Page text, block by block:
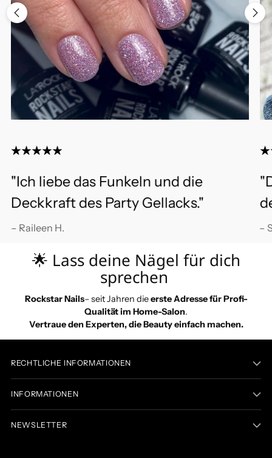
"Ich liebe das Funkeln und die
Deckkraft des Party Gellacks."
– Raileen H. –
🌟 Lass deine Nägel für dich
sprechen
Rockstar Nails– seit Jahren dieerste Adresse für Profi-
Qualität im Home-Salon.
Vertraue den Experten, die Beauty einfach machen.
RECHTLICHE INFORMATIONEN
INFORMATIONEN
NEWSLETTER